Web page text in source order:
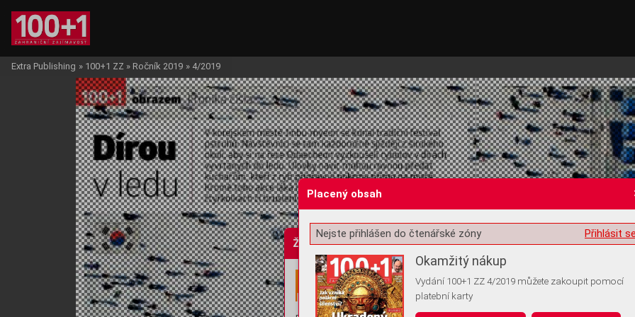
Žádost o souhlas s ukládáním volitelných informací
Extra Publishing » 100+1 ZZ » Ročník 2019 » 4/2019
Placený obsah
Přihlásit
Nejste přihlášen do čtenářské zóny
Okamžitý nákup
Vydání 100+1 ZZ 4/2019 můžete zakoupit pomocí
platební karty